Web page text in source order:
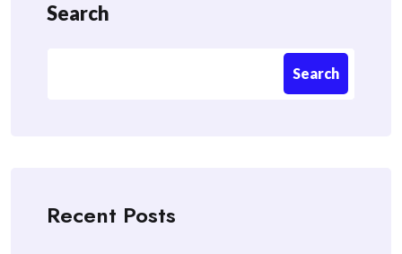
Search
Search
Recent Posts